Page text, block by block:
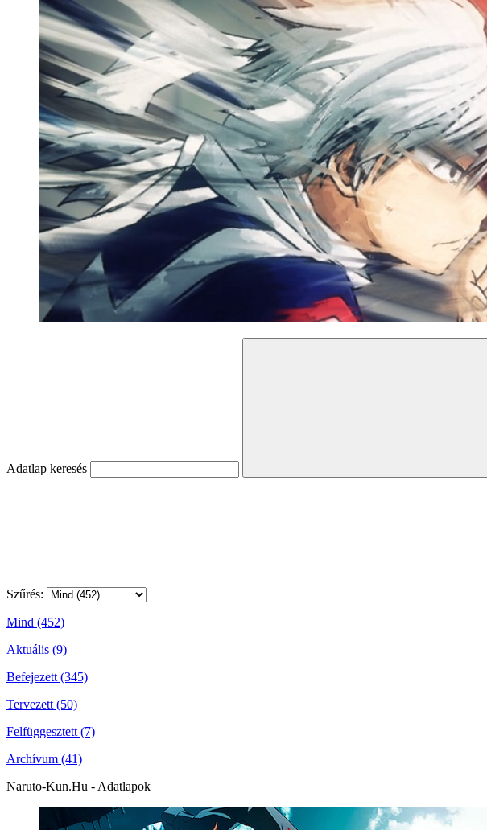
Adatlap keresés
Szűrés:
Mind (452)
Aktuális (9)
Befejezett (345)
Tervezett (50)
Felfüggesztett (7)
Archívum (41)
Naruto-Kun.Hu - Adatlapok